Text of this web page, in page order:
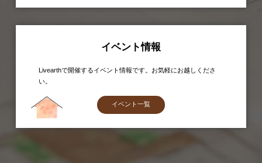
イベント情報
Livearthで開催するイベント情報です。お気軽にお越しくださ
い。
イベント一覧